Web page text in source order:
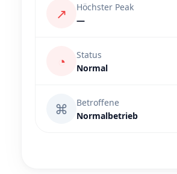
↗
Höchster Peak
—
◔
Status
Normal
⌘
Betroffene
Normalbetrieb